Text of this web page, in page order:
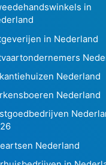
in
in Nederland
Nederland
Nederland
Nederland